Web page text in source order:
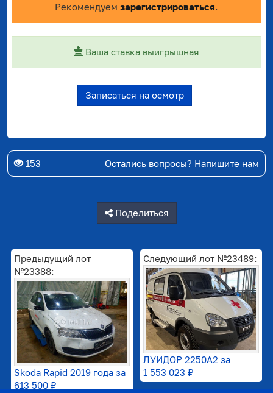
Рекомендуем зарегистрироваться
Ваша ставка выигрышная
Записаться на осмотр
153 Остались вопросы? Напишите нам
Поделиться
Предыдущий лот
№23388:
Skoda Rapid 2019 года за
613 500 ₽
Следующий лот №23489:
ЛУИДОР 2250А2 за
1 553 023 ₽